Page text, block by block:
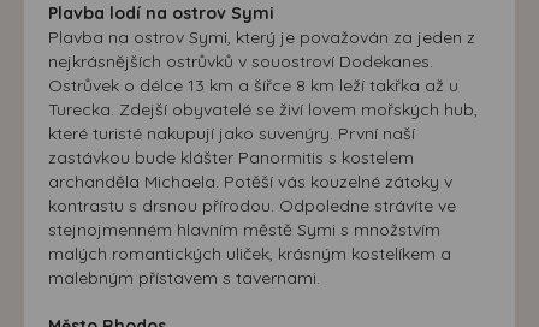
Plavba lodí na ostrov Symi
Plavba na ostrov Symi, který je považován za jeden z
nejkrásnějších ostrůvků v souostroví Dodekanes.
Ostrůvek o délce 13 km a šířce 8 km leží takřka až u
Turecka. Zdejší obyvatelé se živí lovem mořských hub,
které turisté nakupují jako suvenýry. První naší
zastávkou bude klášter Panormitis s kostelem
archanděla Michaela. Potěší vás kouzelné zátoky v
kontrastu s drsnou přírodou. Odpoledne strávíte ve
stejnojmenném hlavním městě Symi s množstvím
malých romantických uliček, krásným kostelíkem a
malebným přístavem s tavernami.